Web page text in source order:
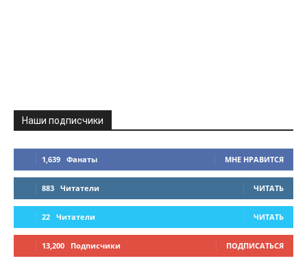
Наши подписчики
1,639 Фанаты МНЕ НРАВИТСЯ
883 Читатели ЧИТАТЬ
22 Читатели ЧИТАТЬ
13,200 Подписчики ПОДПИСАТЬСЯ